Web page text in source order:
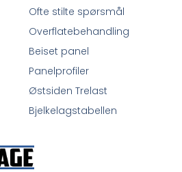
Ofte stilte spørsmål
Overflatebehandling
Beiset panel
Panelprofiler
Østsiden Trelast
Bjelkelagstabellen